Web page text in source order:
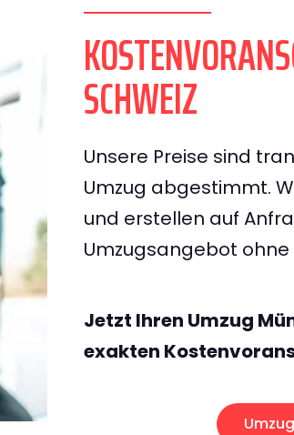
SCHWEIZ
Unsere Preise sind
Umzug abgestimmt.
und erstellen auf
Umzugsangebot
Jetzt Ihren Umzug
exakten